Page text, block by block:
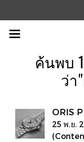
ค้นพบ
ว่า
ORIS
25 พ.ย.